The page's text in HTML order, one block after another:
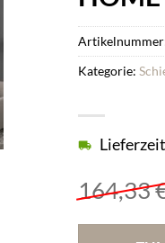
164,33
Kategorie: